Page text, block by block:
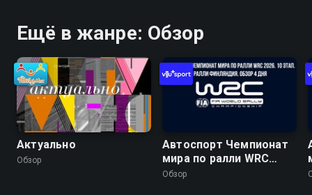
Ещё в жанре: Обзор
Актуально
Обзор
Автоспорт Чемпионат
мира по ралли WRC
2026. 10 этап. Ралли
Обзор